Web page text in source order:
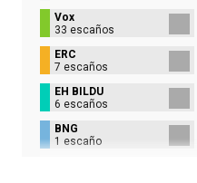
Vox
33 escaños
ERC
7 escaños
EH BILDU
6 escaños
BNG
1 escaño